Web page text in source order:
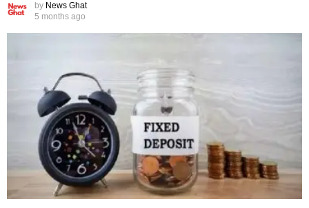
by News Ghat
5 months ago